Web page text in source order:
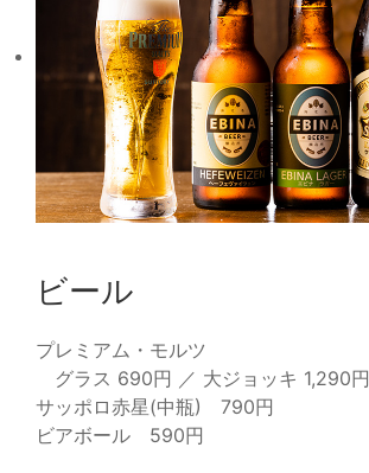
ビール
プレミアム・モルツ
グラス 690円 ／ 大ジョッキ 1,290円
サッポロ赤星(中瓶) 790円
ビアボール 590円